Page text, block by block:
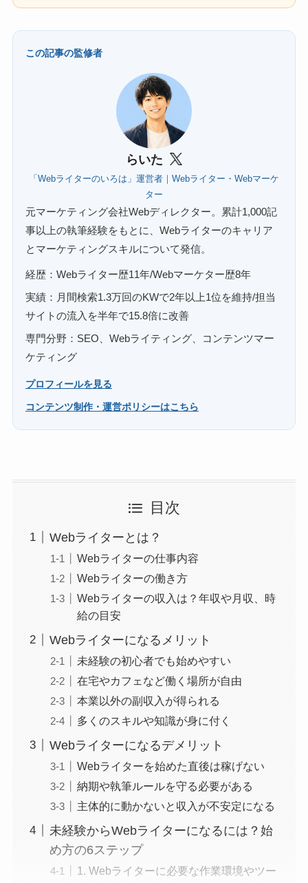
この記事の監修者
らいた
「Webライターのいろは」運営者｜Webライター・Webマーケ
ター
元マーケティング会社Webディレクター。累計1,000記
事以上の執筆経験をもとに、Webライターのキャリア
とマーケティングスキルについて発信。
経歴：Webライター歴11年/Webマーケター歴8年
実績：月間検索1.3万回のKWで2年以上1位を維持/担当
サイトの流入を半年で15.8倍に改善
専門分野：SEO、Webライティング、コンテンツマー
ケティング
プロフィールを見る
コンテンツ制作・運営ポリシーはこちら
目次
Webライターとは？
Webライターの仕事内容
Webライターの働き方
Webライターの収入は？年収や月収、時
給の目安
Webライターになるメリット
未経験の初心者でも始めやすい
在宅やカフェなど働く場所が自由
本業以外の副収入が得られる
多くのスキルや知識が身に付く
Webライターになるデメリット
Webライターを始めた直後は稼げない
納期や執筆ルールを守る必要がある
主体的に動かないと収入が不安定になる
未経験からWebライターになるには？始
め方の6ステップ
1. Webライターに必要な作業環境やツー